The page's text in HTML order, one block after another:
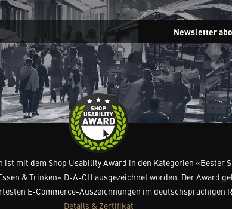
Newsletter
ist mit dem Shop Usability Award in den Kategorien «Bester
& Trinken» D-A-CH ausgezeichnet worden. Der Award
E-Commerce-Auszeichnungen im deutschsprachigen
Details & Zertifikat